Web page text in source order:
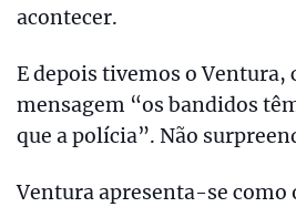
acontecer.
E depois tivemos o Ventura,
mensagem “os bandidos
que a polícia”. Não
Ventura apresenta-se como